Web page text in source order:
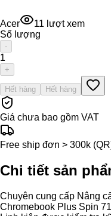
Acer 11 lượt xem
Số lượng
-
1
+
Hết hàng Hết hàng
Giá chưa bao gồm VAT
Free ship đơn > 300k
Chi tiết sản
Chuyên cung cấp Nâng
Chromebook Plus Spin